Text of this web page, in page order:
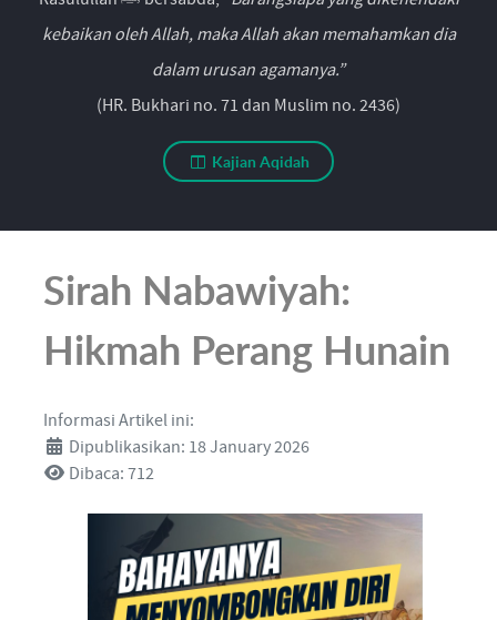
kebaikan oleh Allah, maka Allah akan memahamkan dia
dalam urusan agamanya.”
(HR. Bukhari no. 71 dan Muslim no. 2436)
Kajian Aqidah
Sirah Nabawiyah:
Hikmah Perang Hunain
Informasi Artikel ini:
Dipublikasikan: 18 January 2026
Dibaca: 712